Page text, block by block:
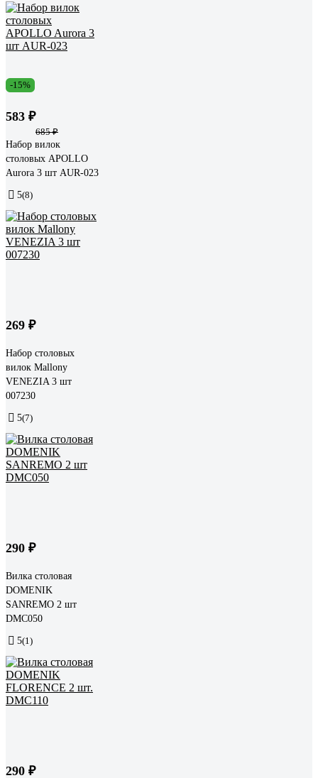
-15%
583 ₽
685 ₽
Набор вилок
столовых APOLLO
Aurora 3 шт AUR-023
5(8)
269 ₽
Набор столовых
вилок Mallony
VENEZIA 3 шт
007230
5(7)
290 ₽
Вилка столовая
DOMENIK
SANREMO 2 шт
DMC050
5(1)
290 ₽